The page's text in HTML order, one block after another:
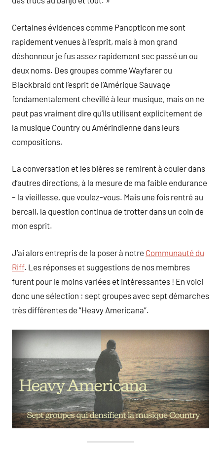
Certaines évidences comme Panopticon me sont
rapidement venues à l’esprit, mais à mon grand
déshonneur je fus assez rapidement sec passé un ou
deux noms. Des groupes comme Wayfarer ou
Blackbraid ont l’esprit de l’Amérique Sauvage
fondamentalement chevillé à leur musique, mais on ne
peut pas vraiment dire qu’ils utilisent explicitement de
la musique Country ou Amérindienne dans leurs
compositions.
La conversation et les bières se remirent à couler dans
d’autres directions, à la mesure de ma faible endurance
– la vieillesse, que voulez-vous. Mais une fois rentré au
bercail, la question continua de trotter dans un coin de
mon esprit.
J’ai alors entrepris de la poser à notre Communauté du
Riff. Les réponses et suggestions de nos membres
furent pour le moins variées et intéressantes ! En voici
donc une sélection : sept groupes avec sept démarches
très différentes de “Heavy Americana”.